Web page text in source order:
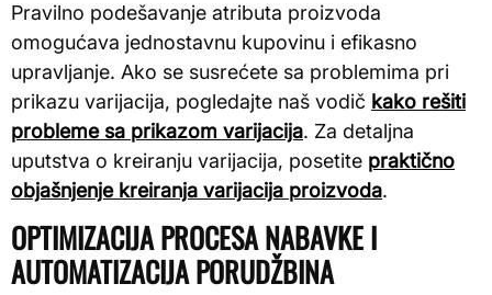
Pravilno podešavanje atributa proizvoda
omogućava jednostavnu kupovinu i efikasno
upravljanje. Ako se susrećete sa problemima pri
prikazu varijacija, pogledajte naš vodič kako rešiti
probleme sa prikazom varijacija. Za detaljna
uputstva o kreiranju varijacija, posetite praktično
objašnjenje kreiranja varijacija proizvoda.
OPTIMIZACIJA PROCESA NABAVKE I
AUTOMATIZACIJA PORUDŽBINA